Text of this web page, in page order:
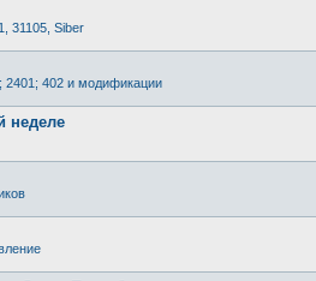
31105, Siber
2401; 402 и модификации
неделе